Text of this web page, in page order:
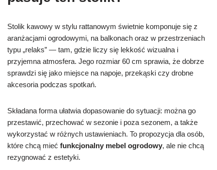
Stolik kawowy w stylu rattanowym świetnie komponuje się z
aranżacjami ogrodowymi, na balkonach oraz w przestrzeniach
typu „relaks” — tam, gdzie liczy się lekkość wizualna i
przyjemna atmosfera. Jego rozmiar 60 cm sprawia, że dobrze
sprawdzi się jako miejsce na napoje, przekąski czy drobne
akcesoria podczas spotkań.
Składana forma ułatwia dopasowanie do sytuacji: można go
przestawić, przechować w sezonie i poza sezonem, a także
wykorzystać w różnych ustawieniach. To propozycja dla osób,
które chcą mieć funkcjonalny mebel ogrodowy, ale nie chcą
rezygnować z estetyki.